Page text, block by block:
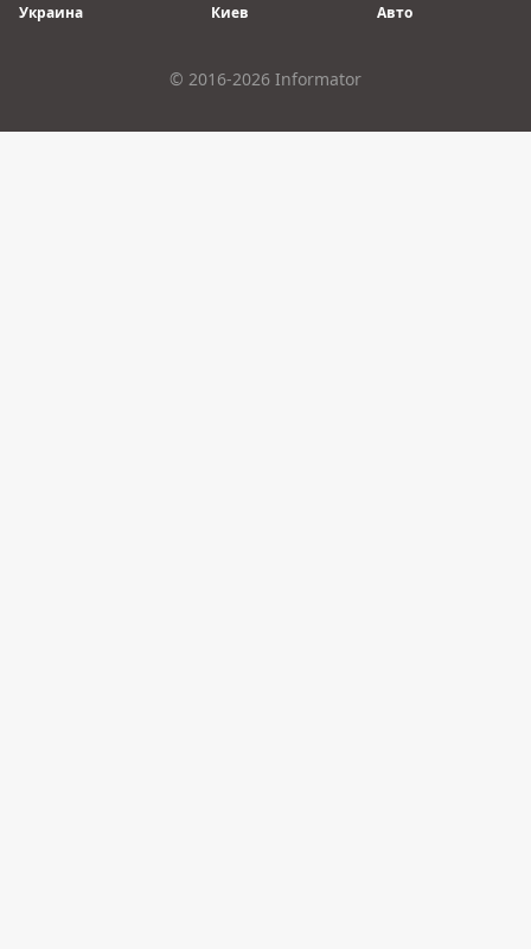
Украина
Киев
Авто
© 2016-2026 Informator